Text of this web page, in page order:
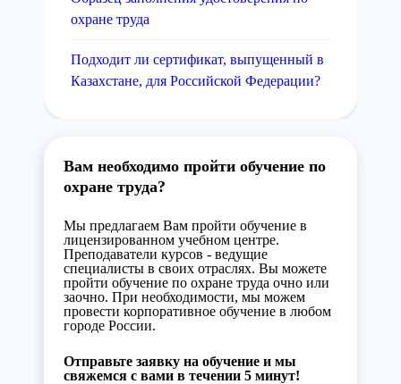
охране труда
Подходит ли сертификат, выпущенный в
Казахстане, для Российской Федерации?
Вам необходимо пройти обучение по
охране труда?
Мы предлагаем Вам пройти обучение в
лицензированном учебном центре.
Преподаватели курсов - ведущие
специалисты в своих отраслях. Вы можете
пройти обучение по охране труда очно или
заочно. При необходимости, мы можем
провести корпоративное обучение в любом
городе России.
Отправьте заявку на обучение и мы
свяжемся с вами в течении 5 минут!